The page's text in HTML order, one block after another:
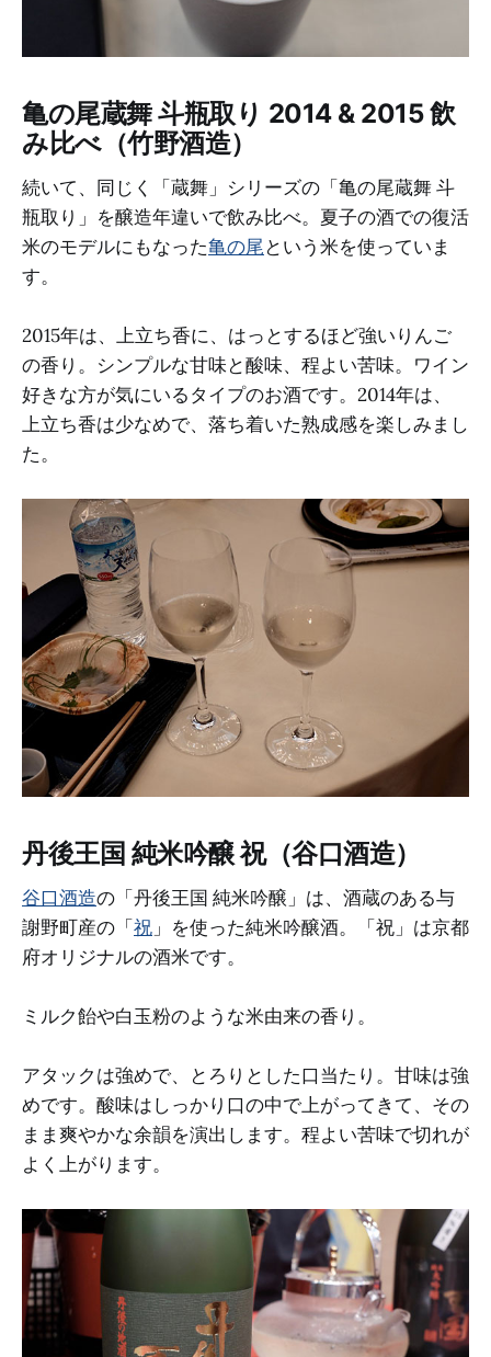
亀の尾蔵舞 斗瓶取り 2014 & 2015 飲
み比べ（竹野酒造）
続いて、同じく「蔵舞」シリーズの「亀の尾蔵舞 斗
瓶取り」を醸造年違いで飲み比べ。夏子の酒での復活
米のモデルにもなった亀の尾という米を使っていま
す。
2015年は、上立ち香に、はっとするほど強いりんご
の香り。シンプルな甘味と酸味、程よい苦味。ワイン
好きな方が気にいるタイプのお酒です。2014年は、
上立ち香は少なめで、落ち着いた熟成感を楽しみまし
た。
丹後王国 純米吟醸 祝（谷口酒造）
谷口酒造の「丹後王国 純米吟醸」は、酒蔵のある与
謝野町産の「祝 」を使った純米吟醸酒。「祝」は京都
府オリジナルの酒米です。
ミルク飴や白玉粉のような米由来の香り。
アタックは強めで、とろりとした口当たり。甘味は強
めです。酸味はしっかり口の中で上がってきて、その
まま爽やかな余韻を演出します。程よい苦味で切れが
よく上がります。